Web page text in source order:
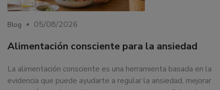
Blog 05/08/2026
Alimentación consciente para la ansiedad
La alimentación consciente es una herramienta basada en la
evidencia que puede ayudarte a regular la ansiedad, mejorar